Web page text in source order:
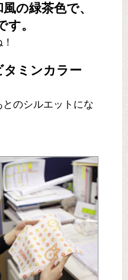
の緑茶色で、
。
ミンカラー
のシルエットにな